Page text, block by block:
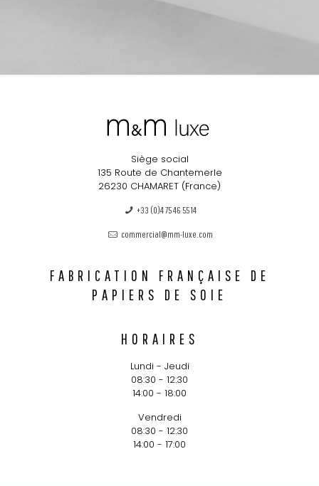
Siège social
135 Route de Chantemerle
26230 CHAMARET (France)
+33 (0)4 75 46 55 14
commercial@mm-luxe.com
FABRICATION FRANÇAISE DE
PAPIERS DE SOIE
HORAIRES
Lundi - Jeudi
08:30 - 12:30
14:00 - 18:00
Vendredi
08:30 - 12:30
14:00 - 17:00